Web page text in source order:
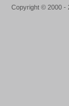
Copyright © 2000 -